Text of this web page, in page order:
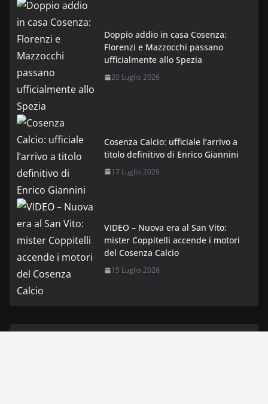
Doppio addio in casa Cosenza:
Florenzi e Mazzocchi passano
ufficialmente allo Spezia
20 Luglio 2026
Cosenza Calcio: ufficiale l’arrivo a
titolo definitivo di Enrico Giannini
17 Luglio 2026
VIDEO – Nuova era al San Vito:
mister Coppitelli accende i motori
del Cosenza Calcio
15 Luglio 2026